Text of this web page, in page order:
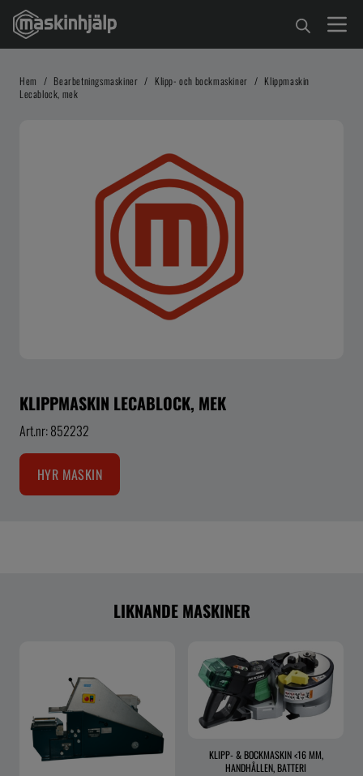
Hem / Bearbetningsmaskiner / Klipp- och bockmaskiner / Klippmaskin
Lecablock, mek
KLIPPMASKIN LECABLOCK, MEK
Art.nr: 852232
HYR MASKIN
LIKNANDE MASKINER
KLIPP- & BOCKMASKIN <16 MM,
HANDHÅLLEN, BATTERI